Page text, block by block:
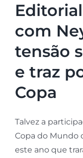
com
tensão
e traz
Copa
Talvez a
Copa do Mundo
este ano que